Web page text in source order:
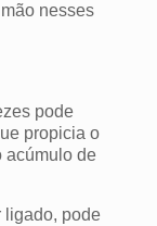
nesses
pode
propicia o
acúmulo de
ligado, pode